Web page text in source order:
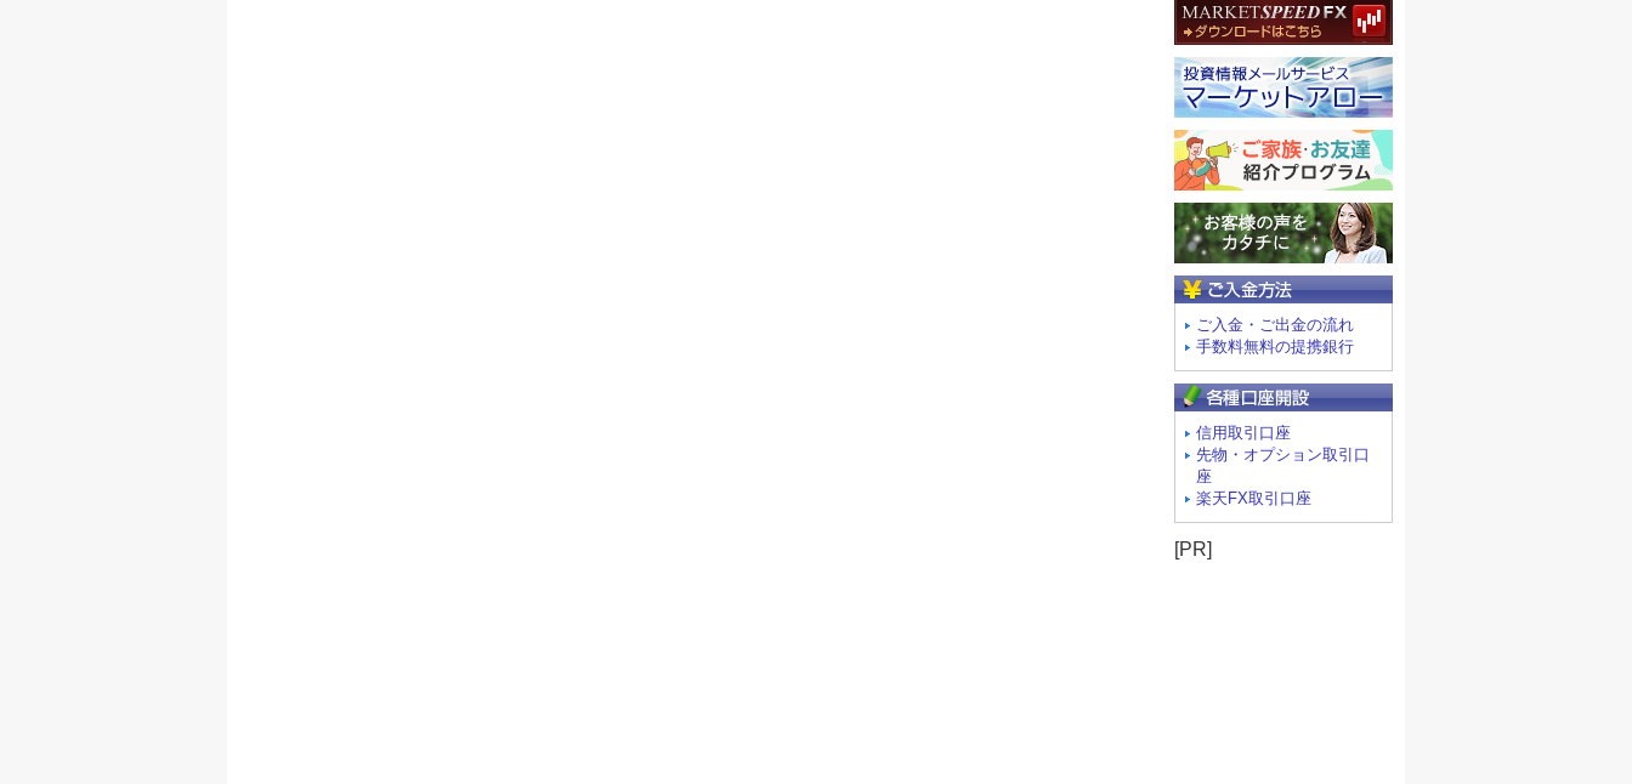
ご入金・ご出金の流れ
手数料無料の提携銀行
信用取引口座
先物・オプション取引口
座
楽天FX取引口座
[PR]